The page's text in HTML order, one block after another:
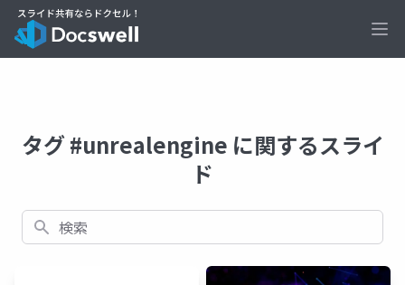
タグ #unrealengine に関するスライ
ド
検索